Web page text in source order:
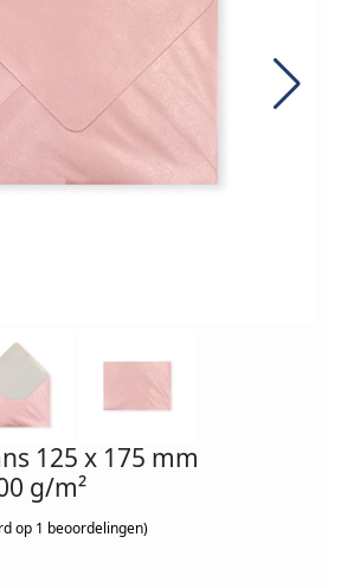
125 x 175 mm
g/m²
op 1 beoordelingen)